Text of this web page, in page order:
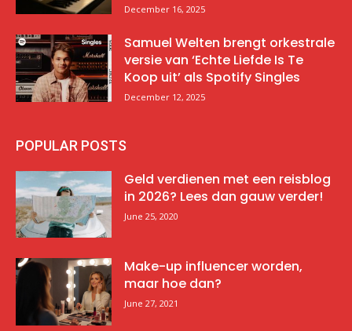
December 16, 2025
Samuel Welten brengt orkestrale
versie van ‘Echte Liefde Is Te
Koop uit’ als Spotify Singles
December 12, 2025
POPULAR POSTS
Geld verdienen met een reisblog
in 2026? Lees dan gauw verder!
June 25, 2020
Make-up influencer worden,
maar hoe dan?
June 27, 2021